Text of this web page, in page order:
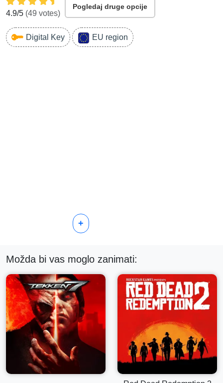
4.9/5 (49 votes)
Pogledaj druge opcije
Digital Key EU region
+
Možda bi vas moglo zanimati: